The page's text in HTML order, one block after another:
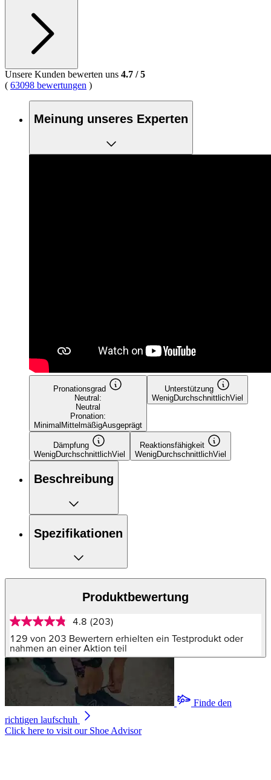
Unsere Kunden bewerten uns 4.7 /5
( 63098 bewertungen )
Meinung unseres Experten
Pronationsgrad
Neutral:
Neutral
Pronation:
Minimal MittelmäßigAusgeprägt
Unterstützung
WenigDurchschnittlichViel
Dämpfung
WenigDurchschnittlichViel
Reaktionsfähigkeit
WenigDurchschnittlichViel
Beschreibung
Spezifikationen
Produktbewertung
4.8
von
5
Sternen,
Durchschnittswert
Bewertung.
203
Link
auf
4.8 (203)
129 von 203 Bewertern erhielten ein Testprodukt oder
nahmen an einer Aktion teil
Finde den
richtigen laufschuh
Click here to visit our Shoe Advisor